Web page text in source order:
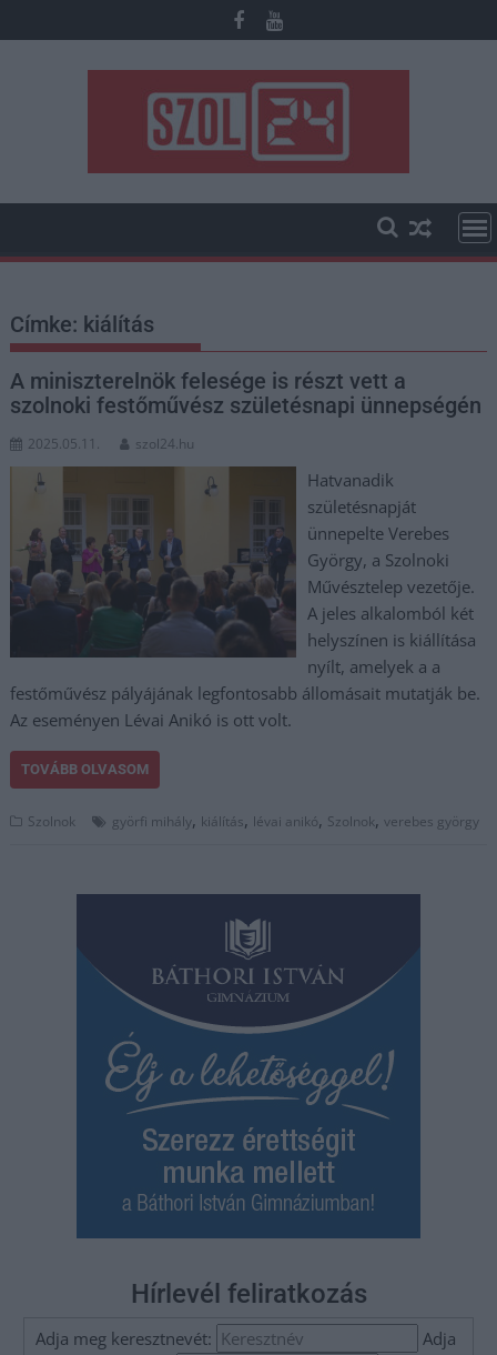
to
Címke: kiálítás
A miniszterelnök felesége is részt vett a
szolnoki festőművész születésnapi ünnepségén
2025.05.11. szol24.hu
Hatvanadik
születésnapját
ünnepelte Verebes
György, a Szolnoki
Művésztelep vezetője.
A jeles alkalomból két
helyszínen is kiállítása
nyílt, amelyek a a
festőművész pályájának legfontosabb állomásait mutatják be.
Az eseményen Lévai Anikó is ott volt.
TOVÁBB OLVASOM
Szolnok györfi mihály, kiálítás, lévai anikó, Szolnok,verebes györgy
Hírlevél feliratkozás
Adja meg keresztnevét:
Adja